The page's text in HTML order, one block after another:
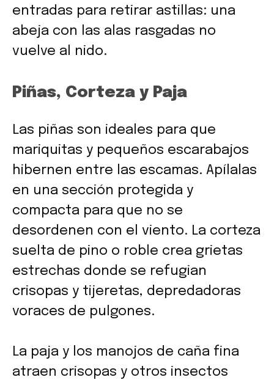
entradas para retirar astillas: una
abeja con las alas rasgadas no
vuelve al nido.
Piñas, Corteza y Paja
Las piñas son ideales para que
mariquitas y pequeños escarabajos
hibernen entre las escamas. Apílalas
en una sección protegida y
compacta para que no se
desordenen con el viento. La corteza
suelta de pino o roble crea grietas
estrechas donde se refugian
crisopas y tijeretas, depredadoras
voraces de pulgones.
La paja y los manojos de caña fina
atraen crisopas y otros insectos